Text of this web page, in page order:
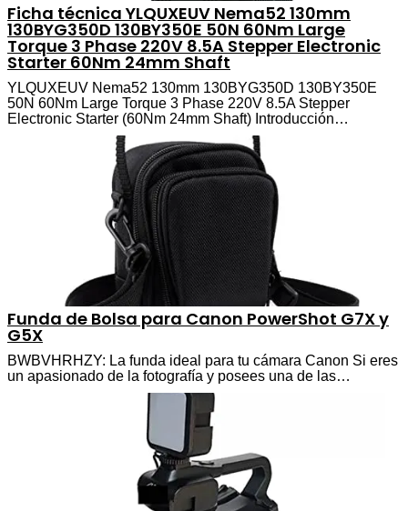
Ficha técnica YLQUXEUV Nema52 130mm
130BYG350D 130BY350E 50N 60Nm Large
Torque 3 Phase 220V 8.5A Stepper Electronic
Starter 60Nm 24mm Shaft
YLQUXEUV Nema52 130mm 130BYG350D 130BY350E
50N 60Nm Large Torque 3 Phase 220V 8.5A Stepper
Electronic Starter (60Nm 24mm Shaft) Introducción…
Funda de Bolsa para Canon PowerShot G7X y
G5X
BWBVHRHZY: La funda ideal para tu cámara Canon Si eres
un apasionado de la fotografía y posees una de las…